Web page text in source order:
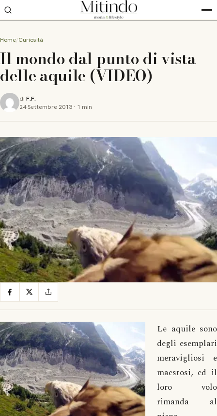
Home Curiosità
Il mondo dal punto di vista
delle aquile (VIDEO)
di F.F.
24 Settembre 2013 · 1 min
Le aquile sono
degli esemplari
meravigliosi e
maestosi, ed il
loro volo
rimanda al